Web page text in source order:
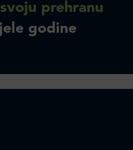
prehranu
godine